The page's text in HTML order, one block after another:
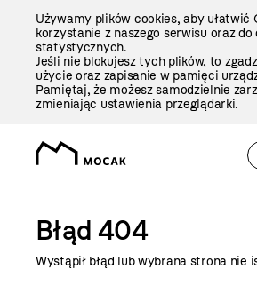
Używamy plików cookies, aby ułatwić
korzystanie z naszego serwisu oraz do
statystycznych.
Jeśli nie blokujesz tych plików, to
użycie oraz zapisanie w pamięci
Pamiętaj, że możesz samodzielnie
zmieniając ustawienia przeglądarki.
Błąd 404
Wystąpił błąd lub wybrana strona nie